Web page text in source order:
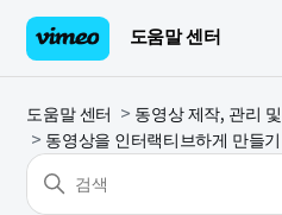
도움말 센터
도움말 센터 동영상 제작, 관리
동영상을 인터랙티브하게 만들기